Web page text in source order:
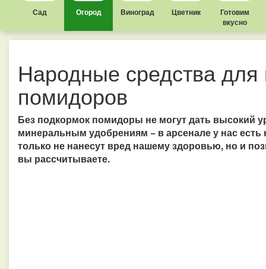
Сад Огород Виноград Цветник
Готовим
вкусно
Народные средства для
помидоров
Без подкормок помидоры не могут дать высокий
минеральным удобрениям − в арсенале у нас
только не нанесут вред нашему здоровью, но и
вы рассчитываете.